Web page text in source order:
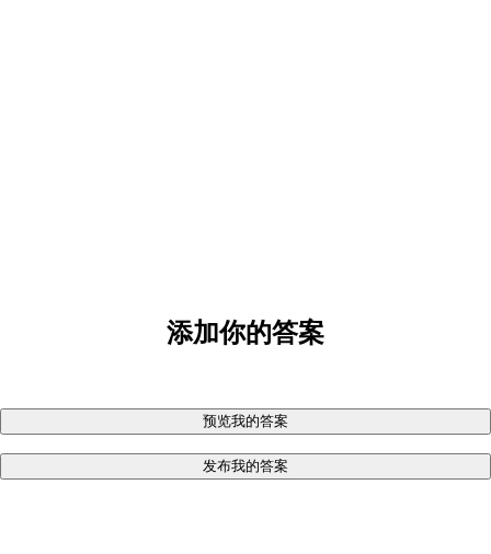
添加你的答案
预览我的答案
发布我的答案